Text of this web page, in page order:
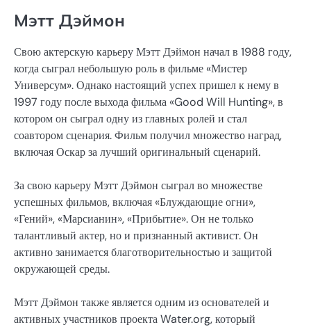
Мэтт Дэймон
Свою актерскую карьеру Мэтт Дэймон начал в 1988 году,
когда сыграл небольшую роль в фильме «Мистер
Универсум». Однако настоящий успех пришел к нему в
1997 году после выхода фильма «Good Will Hunting», в
котором он сыграл одну из главных ролей и стал
соавтором сценария. Фильм получил множество наград,
включая Оскар за лучший оригинальный сценарий.
За свою карьеру Мэтт Дэймон сыграл во множестве
успешных фильмов, включая «Блуждающие огни»,
«Гений», «Марсианин», «Прибытие». Он не только
талантливый актер, но и признанный активист. Он
активно занимается благотворительностью и защитой
окружающей среды.
Мэтт Дэймон также является одним из основателей и
активных участников проекта Water.org, который